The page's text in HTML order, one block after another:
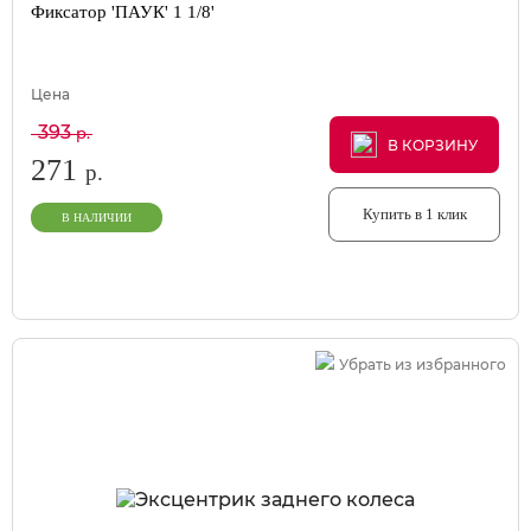
Фиксатор 'ПАУК' 1 1/8'
Цена
393р.
271 р.
В НАЛИЧИИ
В КОРЗИНУ
В КОРЗИНУ
В КОРЗИНУ
Купить в 1 клик
Убрать из избранного